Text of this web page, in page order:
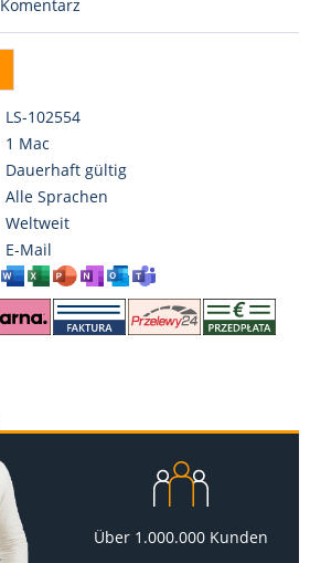
Komentarz
LS-102554
1 Mac
Dauerhaft gültig
Alle Sprachen
Weltweit
E-Mail
Über 1.000.000 Kunden